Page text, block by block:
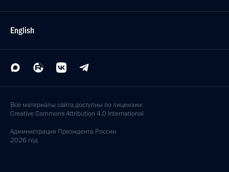
English
Все материалы сайта доступны по лицензии:
Creative Commons Attribution 4.0 International
Администрация Президента России
2026 год